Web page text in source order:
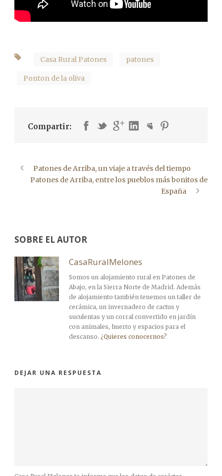
Casa Rural Patones patones
Ponton de la oliva
Compartir:
Patones de Arriba, un viaje a través del tiempo
Patones de Arriba, entre los pueblos más bonitos de
España
SOBRE EL AUTOR
CasaRuralMelones
Somos un alojamiento rural en Patones de
Abajo, en la Sierra Norte de Madrid. Además
de alojamiento también tenemos un taller de
cerámica, un invernadero de cactus y
suculentas y un corral convertido en jardín
con animales, huerto y espacios para el
descanso. ¿Quieres conocernos?
DEJAR UNA RESPUESTA